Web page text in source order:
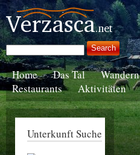
Home Das Tal Wandern
Restaurants
Aktivitäten
Unterkunft Suche